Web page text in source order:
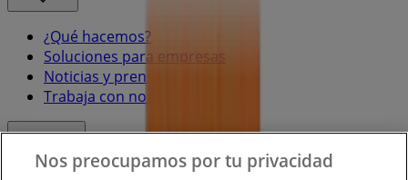
¿Qué hacemos?
Soluciones para empresas
Noticias y prensa
Trabaja con nosotros
Nos preocupamos por tu privacidad